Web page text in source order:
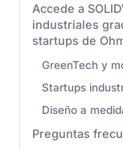
Accede a
industriales
startups de
GreenTech y
Startups
Diseño a
Preguntas